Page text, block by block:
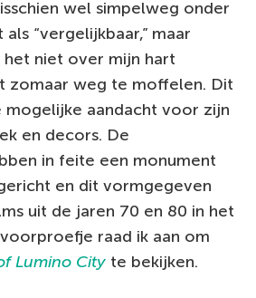
wel simpelweg onder
“vergelijkbaar,” maar
het niet over mijn hart
zomaar weg te moffelen. Dit
aandacht voor zijn
en decors. De
in feite een monument
en dit vormgegeven
uit de jaren 70 en 80 in het
raad ik aan om
Lumino City te bekijken.